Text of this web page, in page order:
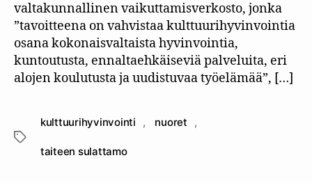
valtakunnallinen vaikuttamisverkosto, jonka
”tavoitteena on vahvistaa kulttuurihyvinvointia
osana kokonaisvaltaista hyvinvointia,
kuntoutusta, ennaltaehkäiseviä palveluita, eri
alojen koulutusta ja uudistuvaa työelämää”, […]
Avainsanat
kulttuurihyvinvointi , nuoret ,
taiteen sulattamo